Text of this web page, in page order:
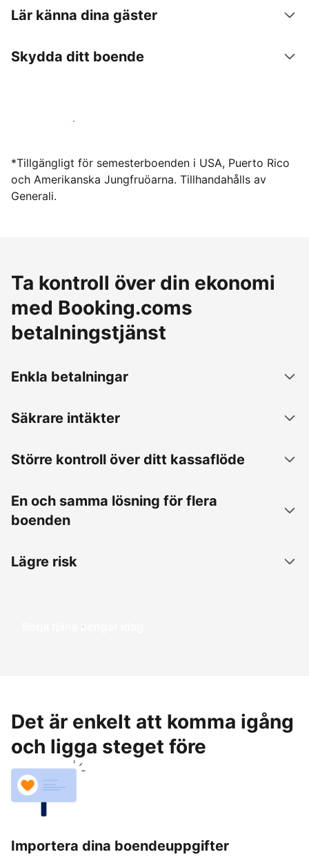
Lär känna dina gäster
Skydda ditt boende
Hyr ut hos oss idag
*Tillgängligt för semesterboenden i USA, Puerto Rico
och Amerikanska Jungfruöarna. Tillhandahålls av
Generali.
Ta kontroll över din ekonomi
med Booking.coms
betalningstjänst
Enkla betalningar
Säkrare intäkter
Större kontroll över ditt kassaflöde
En och samma lösning för flera
boenden
Lägre risk
Börja tjäna pengar idag
Det är enkelt att komma igång
och ligga steget före
Importera dina boendeuppgifter